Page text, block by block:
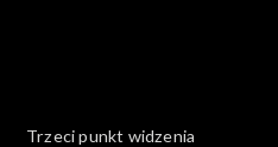
Trzeci punkt widzenia